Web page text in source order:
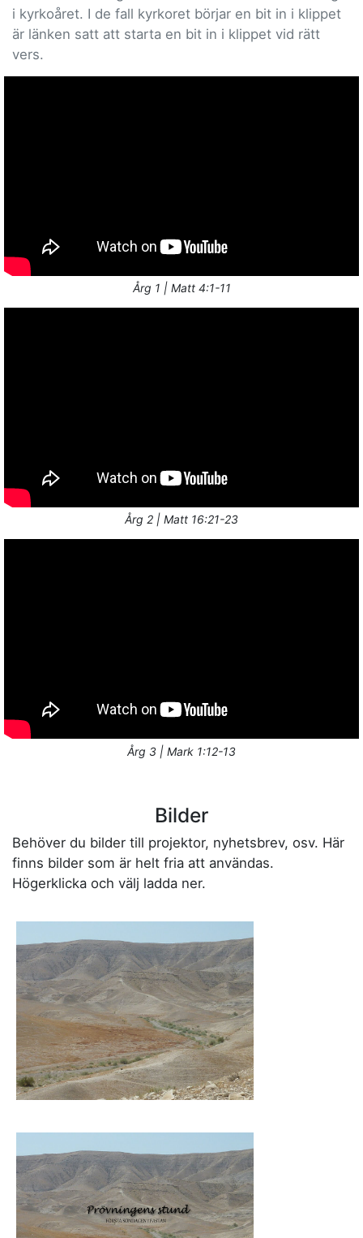
i kyrkoåret. I de fall kyrkoret börjar en bit in i klippet
är länken satt att starta en bit in i klippet vid rätt
vers.
Årg 1 | Matt 4:1-11
Årg 2 | Matt 16:21-23
Årg 3 | Mark 1:12-13
Bilder
Behöver du bilder till projektor, nyhetsbrev, osv. Här
finns bilder som är helt fria att användas.
Högerklicka och välj ladda ner.